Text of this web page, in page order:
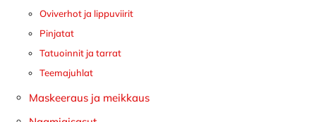
Oviverhot ja lippuviirit
Pinjatat
Tatuoinnit ja tarrat
Teemajuhlat
Maskeeraus ja meikkaus